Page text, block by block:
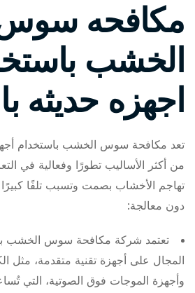
مكافحه
الخشب
اجهزه حديثه
تعد مكافحة سوس الخشب باستخدام
من أكثر الأساليب تطورًا وفعالية في
تهاجم الأخشاب بصمت وتسبب تلفًا
دون معالجة:
تعتمد شركة مكافحة سوس الخشب
المجال على أجهزة تقنية متقدمة، مثل
وأجهزة الموجات فوق الصوتية، التي